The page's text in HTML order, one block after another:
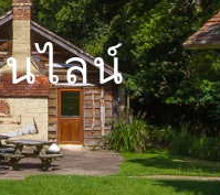
ไลน์